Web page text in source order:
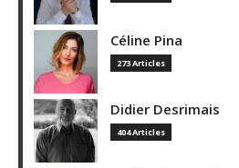
Céline Pina
273 Articles
Didier Desrimais
404 Articles